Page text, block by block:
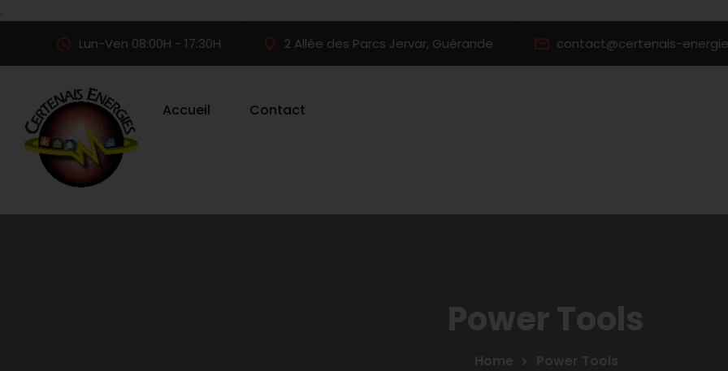
.
Lun-Ven 08:00H - 17:30H 2 Allée des Parcs Jervar, Guérande contact@certenais-
Accueil
Contact
Power Tools
Home Power Tools